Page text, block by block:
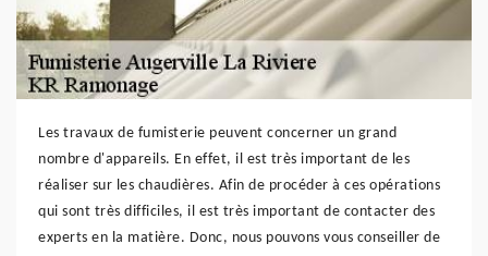
Les travaux de fumisterie peuvent concerner un grand
nombre d'appareils. En effet, il est très important de les
réaliser sur les chaudières. Afin de procéder à ces opérations
qui sont très difficiles, il est très important de contacter des
experts en la matière. Donc, nous pouvons vous conseiller de